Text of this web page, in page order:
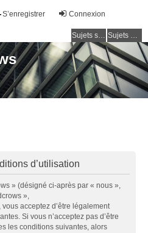
Connexion
S’enregistrer
Sujets sans réponse Sujets actifs
d’utilisation
» (désigné ci-après par « nous »,
»,
acceptez d’être légalement
Si vous n’acceptez pas d’être
les conditions suivantes, alors